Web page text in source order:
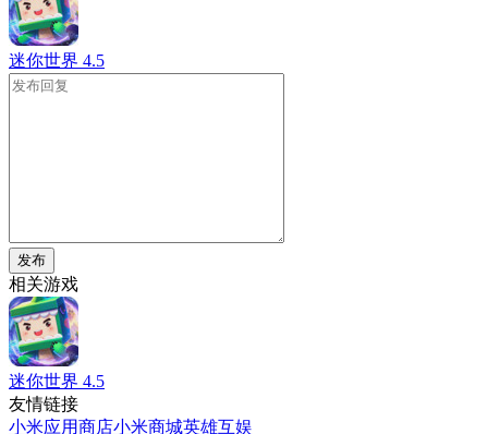
迷你世界 4.5
发布
相关游戏
迷你世界 4.5
友情链接
小米应用商店小米商城英雄互娱